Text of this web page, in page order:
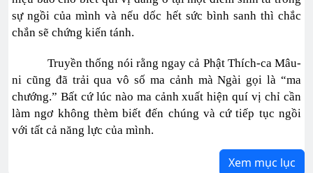
sự ngồi của mình và nếu dốc hết sức bình sanh thì chắc
chắn sẽ chứng kiến tánh.
Truyền thống nói rằng ngay cả Phật Thích-ca Mâu-
ni cũng đã trải qua vô số ma cảnh mà Ngài gọi là “ma
chướng.” Bất cứ lúc nào ma cảnh xuất hiện quí vị chỉ cần
làm ngơ không thèm biết đến chúng và cứ tiếp tục ngồi
với tất cả năng lực của mình.
Xem mục lục